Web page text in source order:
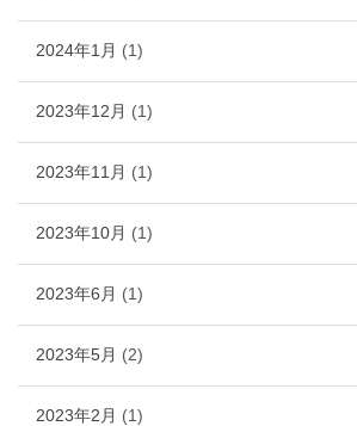
2024年1月 (1)
2023年12月 (1)
2023年11月 (1)
2023年10月 (1)
2023年6月 (1)
2023年5月 (2)
2023年2月 (1)